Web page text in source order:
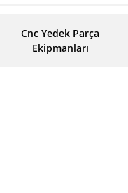
Cnc Yedek Parça
Ekipmanları